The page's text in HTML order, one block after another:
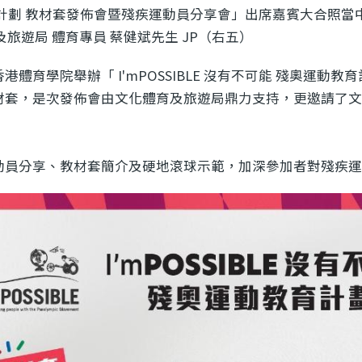
劃 教材套發佈會暨殘疾運動員分享會」出席嘉賓大合照
遊局 體育專員 蔡健斌先生 JP（右五）
體育學院舉辦「 I'mPOSSIBLE 沒有不可能 殘奧運動教
，是次發佈會由文化體育及旅遊局鼎力支持，更邀請了
分享、教材套簡介及硬地滾球示範，加深參加者對殘疾